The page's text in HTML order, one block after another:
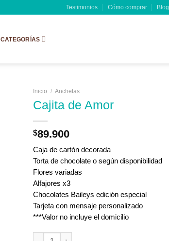
Testimonios Cómo comprar Blog
CATEGORÍAS
Inicio / Anchetas
Cajita de Amor
$89.900
Caja de cartón decorada
Torta de chocolate o según disponibilidad
Flores variadas
Alfajores x3
Chocolates Baileys edición especial
Tarjeta con mensaje personalizado
***Valor no incluye el domicilio
Cajita de Amor cantidad